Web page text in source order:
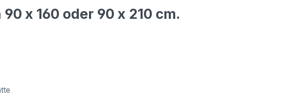
x 160 oder 90 x 210 cm.